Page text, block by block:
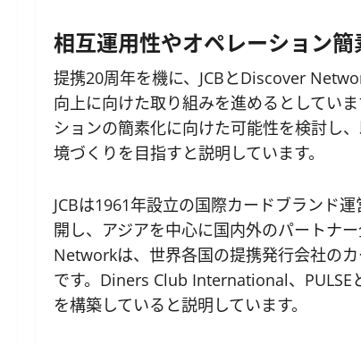
相互運用性やオペレーション
提携20周年を機に、JCBとDiscover
向上に向けた取り組みを進めるとしてい
ションの簡素化に向けた可能性を検討し
境づくりを目指すと説明しています。
JCBは1961年設立の国際カードブランド
開し、アジアを中心に国内外のパートナ
Networkは、世界各国の提携発行会社の
です。Diners Club International、PULSE
を構築していると説明しています。